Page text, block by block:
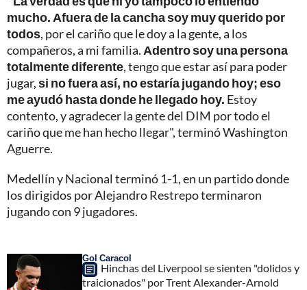
mucho. Afuera de la cancha soy muy querido por
todos, por el cariño que le doy a la gente, a los
compañeros, a mi familia. Adentro soy una persona
totalmente diferente, tengo que estar así para poder
jugar,si no fuera así, no estaría jugando hoy; eso
me ayudó hasta donde he llegado hoy. Estoy
contento, y agradecer la gente del DIM por todo el
cariño que me han hecho llegar", terminó Washington
Aguerre.
Medellín y Nacional terminó 1-1, en un partido donde
los dirigidos por Alejandro Restrepo terminaron
jugando con 9 jugadores.
Gol Caracol
Hinchas del Liverpool se sienten "dolidos y
traicionados" por Trent Alexander-Arnold